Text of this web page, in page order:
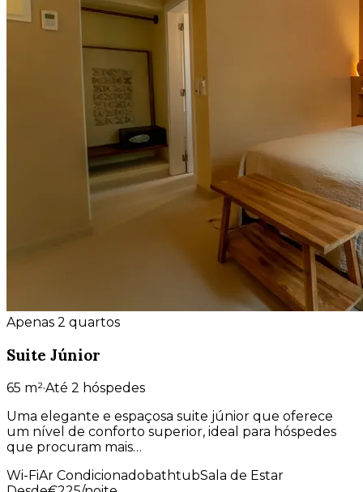
Apenas 2 quartos
Suite Júnior
65 m²·Até 2 hóspedes
Uma elegante e espaçosa suite júnior que oferece
um nível de conforto superior, ideal para hóspedes
que procuram mais…
Wi-FiAr CondicionadobathtubSala de Estar